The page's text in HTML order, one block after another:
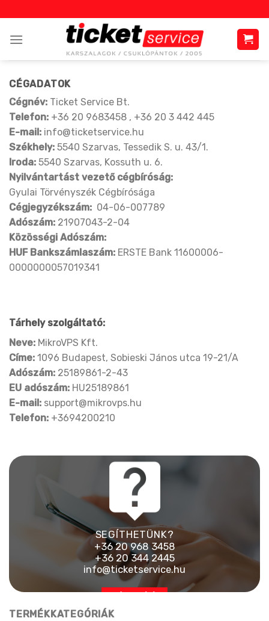
content
CÉGADATOK
Cégnév: Ticket Service Bt.
Telefon: +36 20 9683458 , +36 20 3 442 445
E-mail: info@ticketservice.hu
Székhely: 5540 Szarvas, Tessedik S. u. 43/1.
Iroda: 5540 Szarvas, Kossuth u. 6.
Nyilvántartást vezető cégbíróság:
Gyulai Törvényszék Cégbírósága
Cégjegyzékszám: 04-06-007789
Adószám: 21907043-2-04
Közösségi Adószám:
HUF Bankszámlaszám: ERSTE Bank 11600006-
0000000057019341
Tárhely szolgáltató:
Neve: MikroVPS Kft.
Címe: 1096 Budapest, Sobieski János utca 19-21/A
Adószám: 25189861-2-43
EU adószám: HU25189861
E-mail: support@mikrovps.hu
Telefon: +3694200210
SEGÍTHETÜNK?
+36 20 968 3458
+36 20 344 2445
info@ticketservice.hu
TERMÉKKATEGÓRIÁK